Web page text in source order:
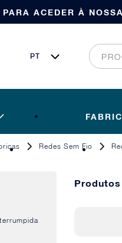
ACEDER À
Redes Sem Fio
Produtos